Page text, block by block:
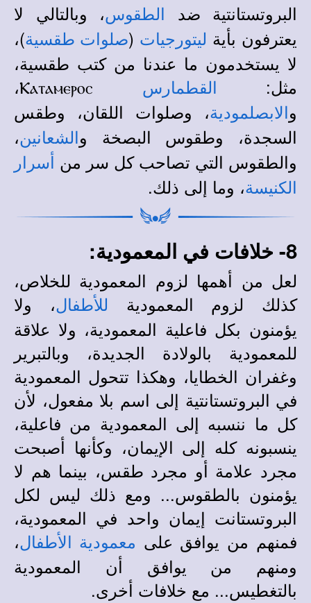
البروتستانتية ضد الطقوس، وبالتالي لا
يعترفون بأية ليتورجيات (صلوات طقسية)،
لا يستخدمون ما عندنا من كتب طقسية،
مثل:
القطمارس
Ⲕⲁⲧⲁⲙⲉⲣⲟⲥ،
و الابصلمودية، وصلوات اللقان، وطقس
السجدة، وطقوس البصخة و الشعانين،
والطقوس التي تصاحب كل سر من
أسرار
الكنيسة، وما إلى ذلك.
8- خلافات في المعمودية:
لعل من أهمها لزوم المعمودية للخلاص،
كذلك لزوم المعمودية
للأطفال، ولا
يؤمنون بكل فاعلية المعمودية، ولا علاقة
للمعمودية بالولادة الجديدة، وبالتبرير
وغفران الخطايا، وهكذا تتحول المعمودية
في البروتستانتية إلى اسم بلا مفعول، لأن
كل ما ننسبه إلى المعمودية من فاعلية،
ينسبونه كله إلى الإيمان، وكأنها أصبحت
مجرد علامة أو مجرد طقس، بينما هم لا
يؤمنون بالطقوس... ومع ذلك ليس لكل
البروتستانت إيمان واحد في المعمودية،
فمنهم من يوافق على معمودية الأطفال،
ومنهم من يوافق أن المعمودية
بالتغطيس... مع خلافات أخرى.